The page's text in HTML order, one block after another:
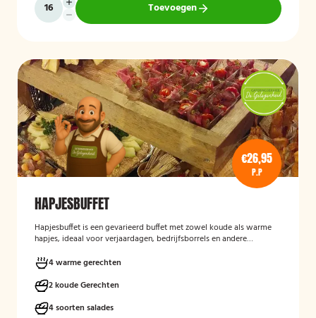
Toevoegen
€26,95
P.P
HAPJESBUFFET
Hapjesbuffet is een gevarieerd buffet met zowel koude als warme
hapjes, ideaal voor verjaardagen, bedrijfsborrels en andere
smaakvolle manier om gasten te laten genieten van verschillende
kleine gerechten, zonder een traditioneel diner te serveren.
4 warme gerechten
2 koude Gerechten
4 soorten salades